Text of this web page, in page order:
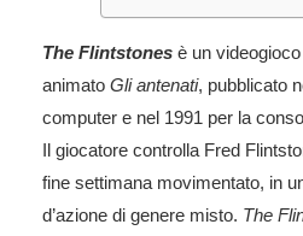
The Flintstones è un
animato Gli antenati, pubblicato
computer e nel 1991 per la
Il giocatore controlla Fred
fine settimana movimentato, in
d’azione di genere misto. The